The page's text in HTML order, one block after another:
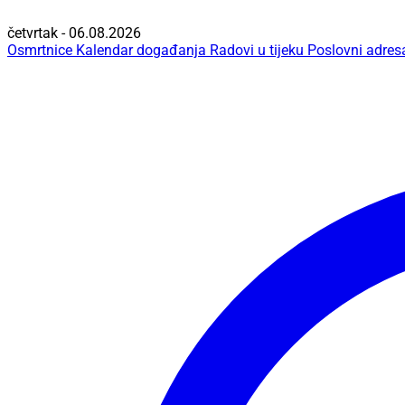
četvrtak - 06.08.2026
Osmrtnice Kalendar događanja Radovi u tijeku Poslovni